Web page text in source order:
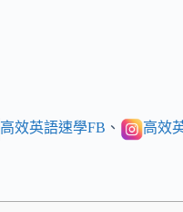
高效英語速學FB 、 高效